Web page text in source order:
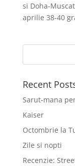
si Doha-
aprilie 38-40
Recent
Sarut-mana
Kaiser
Octombrie la
Zile si nopti
Recenzie: